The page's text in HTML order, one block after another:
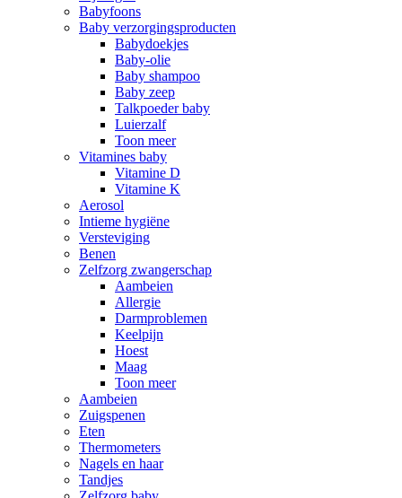
Babyfoons
Baby verzorgingsproducten
Babydoekjes
Baby-olie
Baby shampoo
Baby zeep
Talkpoeder baby
Luierzalf
Toon meer
Vitamines baby
Vitamine D
Vitamine K
Aerosol
Intieme hygiëne
Versteviging
Benen
Zelfzorg zwangerschap
Aambeien
Allergie
Darmproblemen
Keelpijn
Hoest
Maag
Toon meer
Aambeien
Zuigspenen
Eten
Thermometers
Nagels en haar
Tandjes